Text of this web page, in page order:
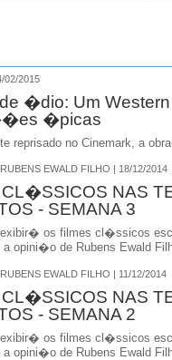
02/2015
�dio: Um
�picas
reprisado no Cinemark, a
EWALD FILHO | 18/12/2014
NAS
- SEMANA 3
exibir� os filmes cl�ssicos
opini�o de Rubens Ewald
EWALD FILHO | 11/12/2014
NAS
- SEMANA 2
exibir� os filmes cl�ssicos
opini�o de Rubens Ewald